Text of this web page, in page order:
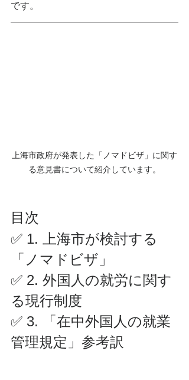
です。
上海市政府が発表した「ノマドビザ」に関す
る意見書について紹介しています。
目次
✅ 1. 上海市が検討する
「ノマドビザ」
✅ 2. 外国人の就労に関す
る現行制度
✅ 3. 「在中外国人の就業
管理規定」参考訳